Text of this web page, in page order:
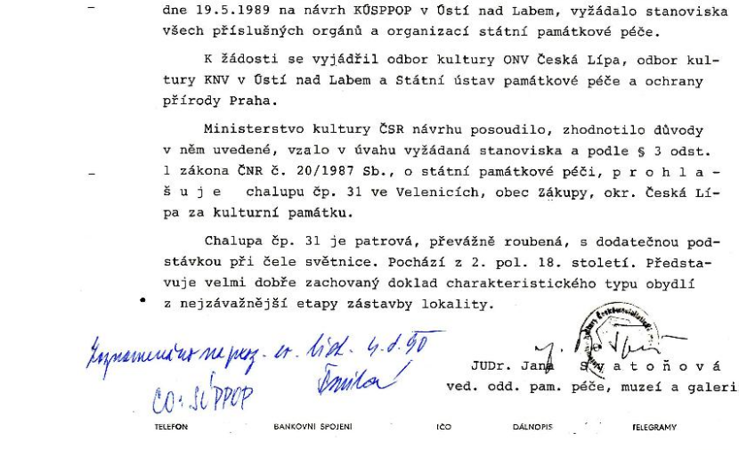
Rumburku
Dům čp. 99/4 na Lužickém náměstí v
Rumburku (tiskárna Heinricha Pfeifera)
Bývalý špitál v Teplé
Josef Meisel jun., tkalcovna a barevna u
Dolního Podluží
Mattoniho továrna v lázních Kyselka
Dům Stallburg v lázních Kyselka
Švýcarský dvůr v lázních Kyselka
Jindřichův dvůr v lázních Kyselka
Mattoniho vila v lázních Kyselka
Bývalý Štichlův Mlýn u Andělské Hory
Bývalý Hotel Central v Bečově nad Teplou